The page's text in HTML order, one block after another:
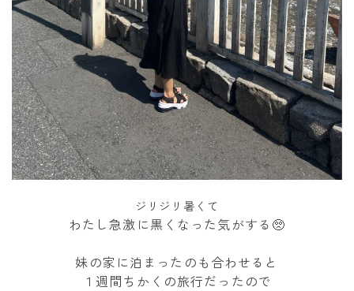
ジリジリ暑くて
わたし急激に黒くなった気がする🥺
妹の家に泊まったのも合わせると
１週間ちかくの旅行だったので